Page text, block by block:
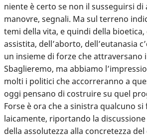
niente è certo se non il susseguirsi di
manovre, segnali. Ma sul terreno
temi della vita, e quindi della
assistita, dell’aborto, dell’eutanasia
un insieme di forze che attraversano
Sbaglieremo, ma abbiamo
molti i politici che accorreranno a
oggi pensano di costruire su quel
Forse è ora che a sinistra qualcuno
laicamente, riportando la
della assolutezza alla concretezza